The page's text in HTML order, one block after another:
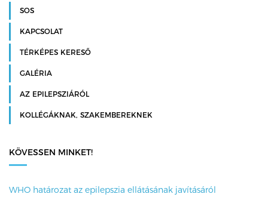
SOS
KAPCSOLAT
TÉRKÉPES KERESŐ
GALÉRIA
AZ EPILEPSZIÁRÓL
KOLLÉGÁKNAK, SZAKEMBEREKNEK
KÖVESSEN MINKET!
WHO határozat az epilepszia ellátásának javításáról